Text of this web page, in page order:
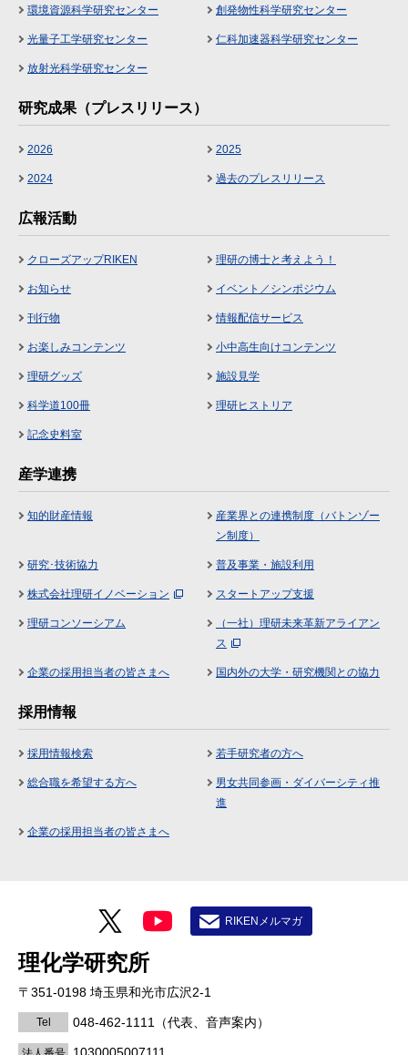
環境資源科学研究センター 創発物性科学研究センター
光量子工学研究センター 仁科加速器科学研究センター
放射光科学研究センター
研究成果（プレスリリース）
2026 2025
2024 過去のプレスリリース
広報活動
クローズアップRIKEN 理研の博士と考えよう！
お知らせ イベント／シンポジウム
刊行物 情報配信サービス
お楽しみコンテンツ 小中高生向けコンテンツ
理研グッズ 施設見学
科学道100冊 理研ヒストリア
記念史料室
産学連携
知的財産情報
産業界との連携制度（バトンゾー
ン制度）
研究･技術協力 普及事業・施設利用
株式会社理研イノベーション スタートアップ支援
理研コンソーシアム
（一社）理研未来革新アライアン
ス
企業の採用担当者の皆さまへ 国内外の大学・研究機関との協力
採用情報
採用情報検索 若手研究者の方へ
総合職を希望する方へ
男女共同参画・ダイバーシティ推
進
企業の採用担当者の皆さまへ
理化学研究所
〒351-0198 埼玉県和光市広沢2-1
Tel 048-462-1111 （代表、音声案内）
RIKENメルマガ